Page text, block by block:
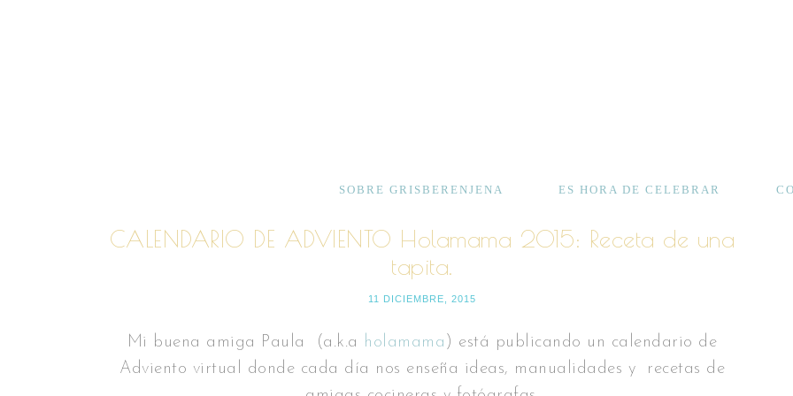
SOBRE GRISBERENJENA ES HORA DE CELEBRAR
CALENDARIO DE ADVIENTO Holamama 2015: Receta de una
tapita.
11 DICIEMBRE, 2015
Mi buena amiga Paula (a.k.a holamama ) está publicando un calendario de
Adviento virtual donde cada día nos enseña ideas, manualidades y recetas de